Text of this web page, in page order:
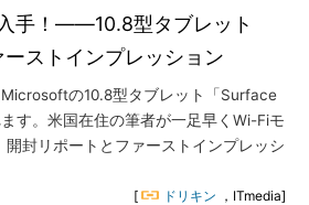
手！――10.8型タブレット
ーストインプレッション
の10.8型タブレット「Surface
す。米国在住の筆者が一足早くWi-Fiモ
封リポートとファーストインプレッシ
[ ドリキン ，ITmedia]